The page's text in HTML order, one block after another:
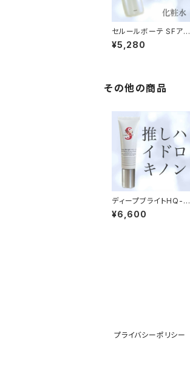
セルールボーテ SFアミ
ノローション(通常サイ
ズ)
¥5,280
その他の商品
ディープブライトHQ-1.
9
¥6,600
プライバシーポリシー